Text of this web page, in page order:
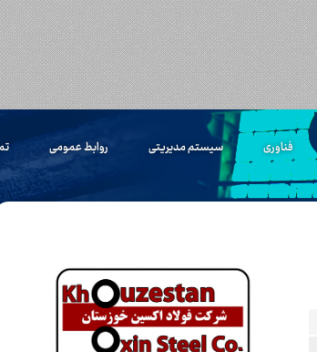
فناوری سیستم مدیریتی روابط عمومی